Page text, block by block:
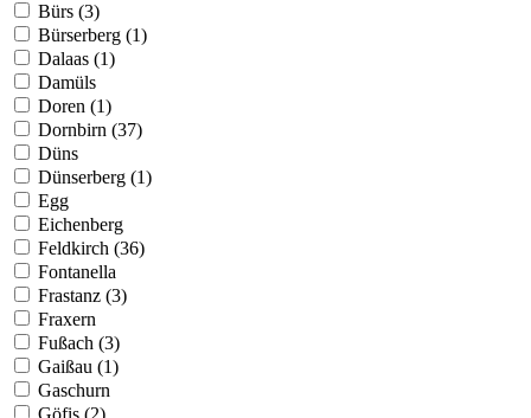
Bürs (3)
Bürserberg (1)
Dalaas (1)
Damüls
Doren (1)
Dornbirn (37)
Düns
Dünserberg (1)
Egg
Eichenberg
Feldkirch (36)
Fontanella
Frastanz (3)
Fraxern
Fußach (3)
Gaißau (1)
Gaschurn
Göfis (2)